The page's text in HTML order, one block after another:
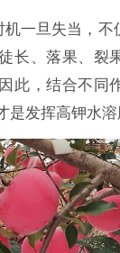
机一旦失当，不
长、落果、裂
此，结合不同
是发挥高钾水溶